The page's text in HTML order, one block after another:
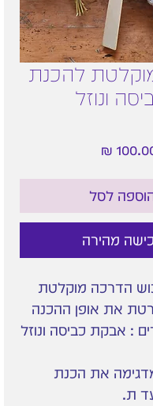
להכנת
ונוזל
לסל
מהירה
הדרכה מוקלטת
את אופן ההכנה
: אבקת כביסה ונוזל
את הכנת
ת.